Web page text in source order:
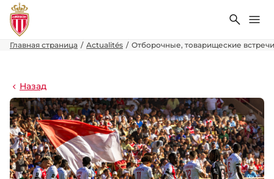
Поиск
Главная страница Actualités Отборочные, товарищеские
Назад